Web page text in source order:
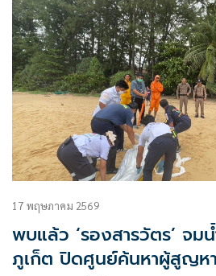
17 พฤษภาคม 2569
พบแล้ว ‘รองสารวัตร’ จม
ภูเก็ต ปิดศูนย์ค้นหาผู้สูญห